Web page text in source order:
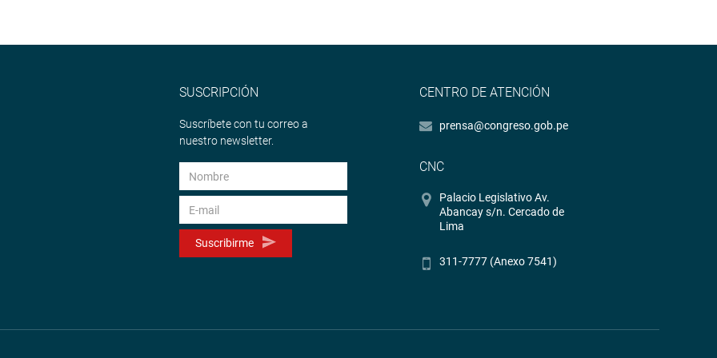
SUSCRIPCIÓN
Suscríbete con tu correo a
nuestro newsletter.
Suscribirme
CENTRO DE ATENCIÓN
prensa@congreso.gob.pe
CNC
Palacio Legislativo Av.
Abancay s/n. Cercado de
Lima
311-7777 (Anexo 7541)